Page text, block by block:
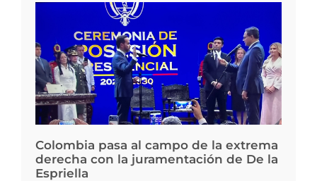
Colombia pasa al campo de la extrema
derecha con la juramentación de De la
Espriella